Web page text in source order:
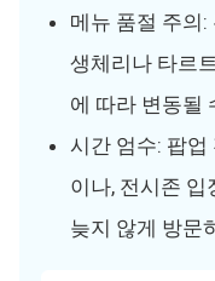
메뉴 품절 주의
생체리나 타르
에 따라 변동될
시간 엄수: 팝업
이나, 전시존
늦지 않게 방문